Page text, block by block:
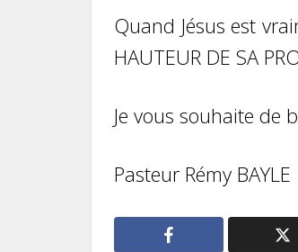
Quand Jésus est
HAUTEUR DE SA
Je vous souhaite de
Pasteur Rémy BAYLE